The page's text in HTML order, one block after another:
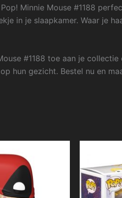
Minnie Mouse #1188
in je slaapkamer. Waar je
#1188 toe aan je
hun gezicht. Bestel nu en